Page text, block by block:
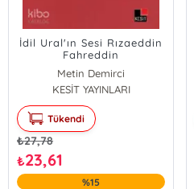
İdil Ural'ın Sesi Rızaeddin
Fahreddin
Metin Demirci
KESİT YAYINLARI
Tükendi
₺27,78
₺23,61
%15